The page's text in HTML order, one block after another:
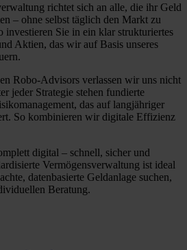
richtet sich an alle, die ihr Geld
– ohne selbst täglich den Markt zu
investieren Sie in ein klar strukturiertes
Aktien, das wir auf Basis unseres
Robo-Advisors verlassen wir uns nicht
jeder Strategie stehen fundierte
das auf langjähriger
So kombinieren wir digitale Effizienz
digital – schnell, sicher und
Vermögensverwaltung ist ideal
datenbasierte Geldanlage suchen,
Beratung.